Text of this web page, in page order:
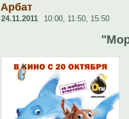
Арбат
24.11.2011 10:00, 11:50, 15:50